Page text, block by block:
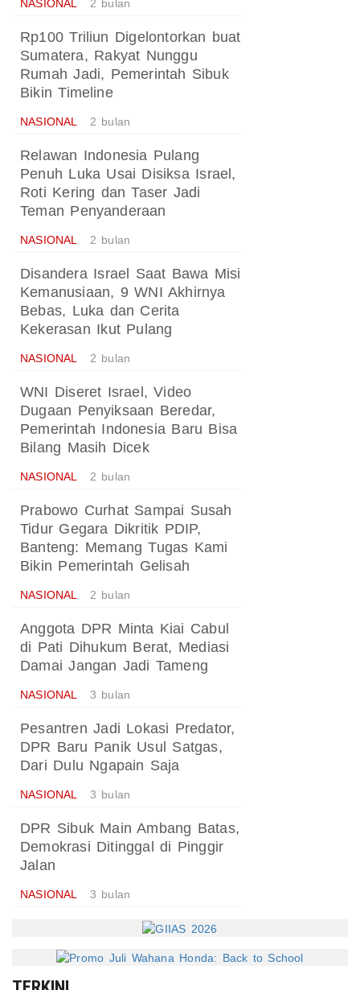
NASIONAL 2 bulan
Rp100 Triliun Digelontorkan buat
Sumatera, Rakyat Nunggu
Rumah Jadi, Pemerintah Sibuk
Bikin Timeline
NASIONAL 2 bulan
Relawan Indonesia Pulang
Penuh Luka Usai Disiksa Israel,
Roti Kering dan Taser Jadi
Teman Penyanderaan
NASIONAL 2 bulan
Disandera Israel Saat Bawa Misi
Kemanusiaan, 9 WNI Akhirnya
Bebas, Luka dan Cerita
Kekerasan Ikut Pulang
NASIONAL 2 bulan
WNI Diseret Israel, Video
Dugaan Penyiksaan Beredar,
Pemerintah Indonesia Baru Bisa
Bilang Masih Dicek
NASIONAL 2 bulan
Prabowo Curhat Sampai Susah
Tidur Gegara Dikritik PDIP,
Banteng: Memang Tugas Kami
Bikin Pemerintah Gelisah
NASIONAL 2 bulan
Anggota DPR Minta Kiai Cabul
di Pati Dihukum Berat, Mediasi
Damai Jangan Jadi Tameng
NASIONAL 3 bulan
Pesantren Jadi Lokasi Predator,
DPR Baru Panik Usul Satgas,
Dari Dulu Ngapain Saja
NASIONAL 3 bulan
DPR Sibuk Main Ambang Batas,
Demokrasi Ditinggal di Pinggir
Jalan
NASIONAL 3 bulan